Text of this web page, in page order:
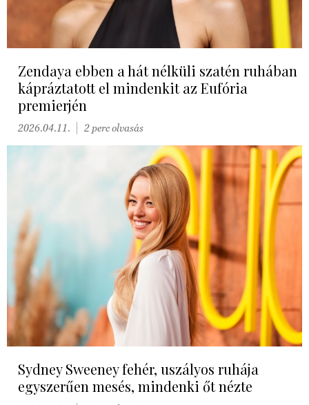
Zendaya ebben a hát nélküli szatén ruhában
kápráztatott el mindenkit az Eufória
premierjén
2026.04.11. 2 perc olvasás
Sydney Sweeney fehér, uszályos ruhája
egyszerűen mesés, mindenki őt nézte